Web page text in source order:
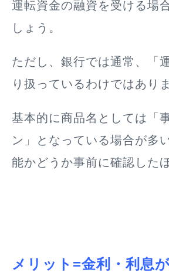
運転資金の融資を受ける場
しょう。
ただし、銀行では通常、「
り扱っているわけではあり
基本的に商品名としては「
ン」となっている場合が多
能かどうか事前に確認した
メリット=金利・利息